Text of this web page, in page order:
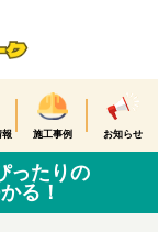
報 施工事例 お知らせ
ったりの
る！